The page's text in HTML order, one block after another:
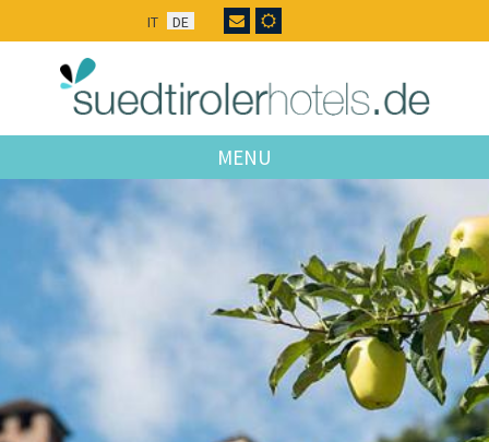
IT DE
MENU